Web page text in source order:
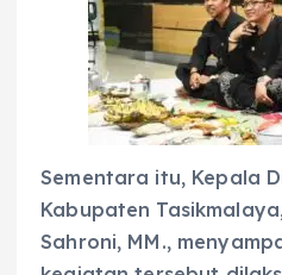
Sementara itu, Kepala
Kabupaten
Sahroni, MM.,